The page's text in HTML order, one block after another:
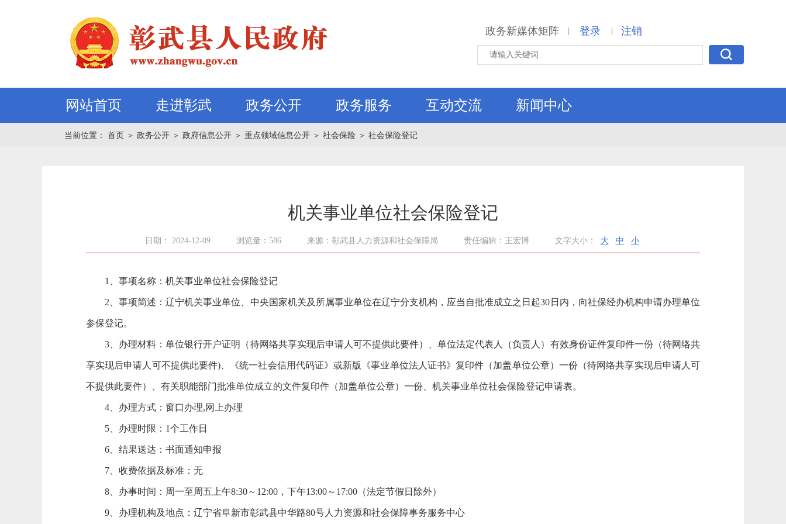
政务新媒体矩阵 | 登录 | 注销
网站首页 走进彰武 政务公开 政务服务 互动交流 新闻中心
当前位置： 首页 ＞ 政务公开 ＞ 政府信息公开 ＞ 重点领域信息公开 ＞ 社会保险 ＞ 社会保险登记
机关事业单位社会保险登记
日期： 2024-12-09 浏览量：586 来源：彰武县人力资源和社会保障局 责任编辑：王宏博 文字大小： 大 中 小
1、事项名称：机关事业单位社会保险登记
2、事项简述：辽宁机关事业单位、中央国家机关及所属事业单位在辽宁分支机构，应当自批准成立之日起30日内，向社保经办机构申请办理单位
参保登记。
3、办理材料：单位银行开户证明（待网络共享实现后申请人可不提供此要件）、单位法定代表人（负责人）有效身份证件复印件一份（待网络共
享实现后申请人可不提供此要件)、《统一社会信用代码证》或新版《事业单位法人证书》复印件（加盖单位公章）一份（待网络共享实现后申请人可
不提供此要件）、有关职能部门批准单位成立的文件复印件（加盖单位公章）一份、机关事业单位社会保险登记申请表。
4、办理方式：窗口办理,网上办理
5、办理时限：1个工作日
6、结果送达：书面通知申报
7、收费依据及标准：无
8、办事时间：周一至周五上午8:30～12:00，下午13:00～17:00（法定节假日除外）
9、办理机构及地点：辽宁省阜新市彰武县中华路80号人力资源和社会保障事务服务中心